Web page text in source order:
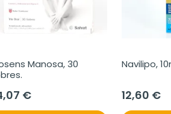
Manosa, 30
€
Navilipo,
12,60 €